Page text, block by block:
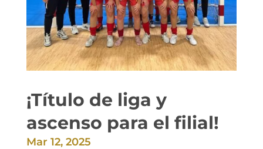
¡Título de liga y
ascenso para el filial!
Mar 12, 2025